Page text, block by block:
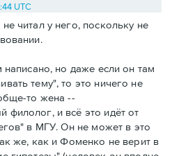
UTC
читал у него, поскольку не
написано, но даже если он там
тему", то это ничего не
то жена --
филолог, и всё это идёт от
в МГУ. Он не может в это
же, как и Фоменко не верит в